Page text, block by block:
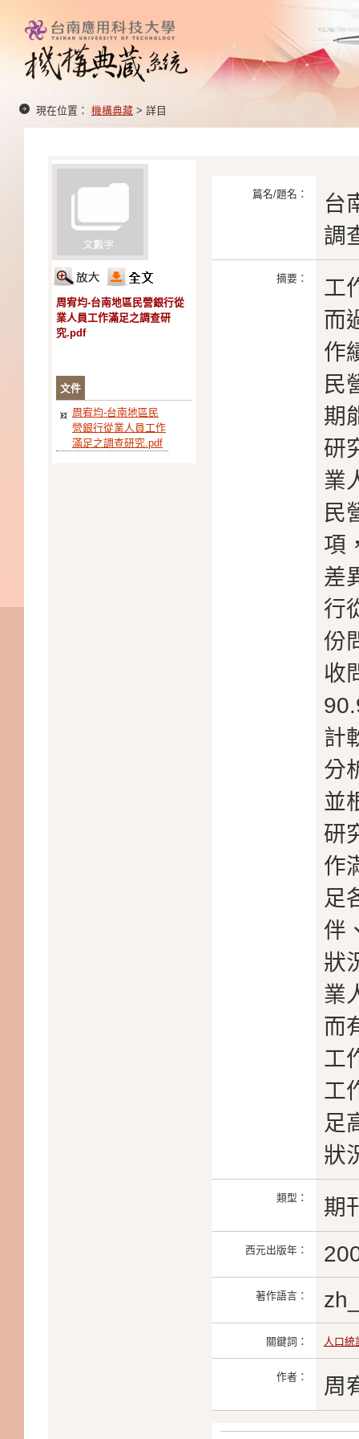
現在位置： 機構典藏 > 詳目
周宥均-台南地區民營銀行從
業人員工作滿足之調查研
究.pdf
文件
周宥均-台南地區民
營銀行從業人員工作
滿足之調查研究.pdf
篇名/題名：
台
調
摘要：
工
而
作
民
期
研
業
民
項
差
行
份
收
計
分
並
研
作
足
伴
狀
業
而
工
工
足
狀
類型： 期
西元出版年：
著作語言：
關鍵詞： 人口統
作者： 周